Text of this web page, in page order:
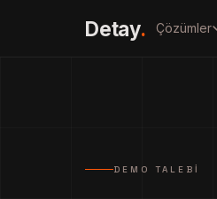
Detay. Çözümler
DEMO TALEBI